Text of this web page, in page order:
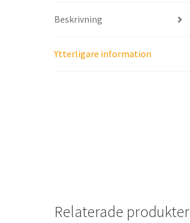
Beskrivning
Ytterligare information
Relaterade produkter